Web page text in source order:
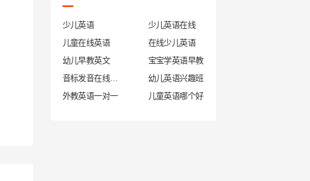
少儿英语
少儿英语在线
儿童在线英语
在线少儿英语
幼儿早教英文
宝宝学英语早教
幼儿英语兴趣班
外教英语一对一
儿童英语哪个好